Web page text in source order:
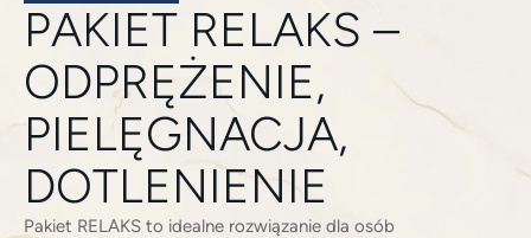
PAKIET RELAKS –
ODPRĘŻENIE,
PIELĘGNACJA,
DOTLENIENIE
Pakiet RELAKS to idealne rozwiązanie dla osób